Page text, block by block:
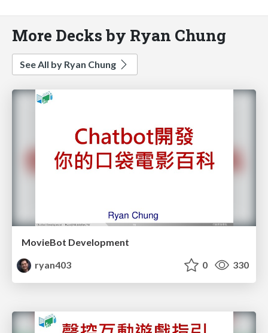
More Decks by Ryan Chung
See All by Ryan Chung
MovieBot Development
ryan403
0 330